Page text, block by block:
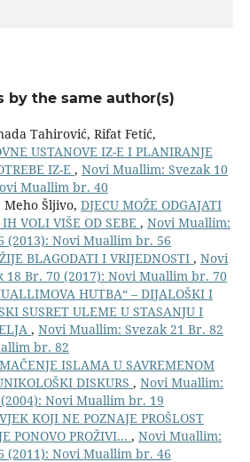
by the same author(s)
Tahirović, Rifat Fetić,
USTANOVE IZ-E I PLANIRANJE
IZ-E , Novi Muallim: Svezak 10
Muallim br. 40
Meho Šljivo, DJECU MOŽE ODGAJATI
VOLI VIŠE OD SEBE , Novi Muallim:
(2013): Novi Muallim br. 56
BLAGODATI I VRIJEDNOSTI , Novi
18 Br. 70 (2017): Novi Muallim br. 70
HUTBA“ – DIJALOŠKI I
SUSRET ULEME U STASANJU I
, Novi Muallim: Svezak 21 Br. 82
br. 82
ISLAMA U SAVREMENOM
DISKURS , Novi Muallim:
Novi Muallim br. 19
KOJI NE POZNAJE PROŠLOST
PONOVO PROŽIVI... , Novi Muallim:
(2011): Novi Muallim br. 46